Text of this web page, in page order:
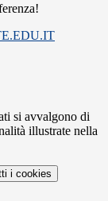
EDU.IT
si avvalgono di
illustrate nella
i cookies